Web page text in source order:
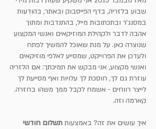
שבוע בלזריה, בדף הפייסבוק ובאתר, בהודעות
במסנג'ר ובתכתובות מייל, בהתנדבות ומתוך
אהבה לדבר ולקהילת המוזיקאים ואנשי המקצוע
שנוצרה כאן. על מנת שאוכל להמשיך לפתח
ולעדכן את הפרוייקט, שמסייע לאלפי מוזיקאים
ואנשי מקצוע, אני מבקש את תמיכתך: אם הלזריה
עוזרת גם לך, חוסכת לך עלויות ואף מסייעת לך
לייצר רווחים - אשמח לקבל ממך משהו בחזרה.
קארמה וזה.
איך עושים את זה? באמצעות תשלום חודשי